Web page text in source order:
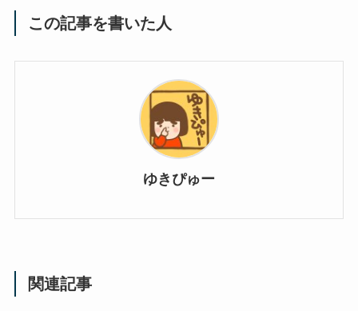
この記事を書いた人
ゆきぴゅー
関連記事